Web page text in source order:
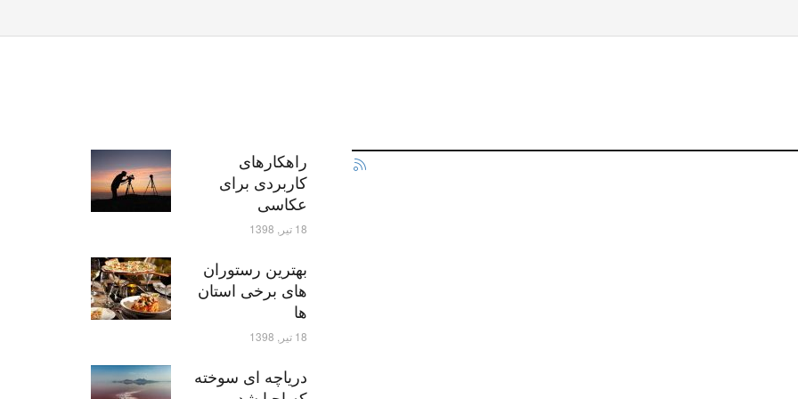
راهکارهای
کاربردی برای
عکاسی
18 تیر, 1398
بهترین رستوران
های برخی استان
ها
18 تیر, 1398
دریاچه ای سوخته